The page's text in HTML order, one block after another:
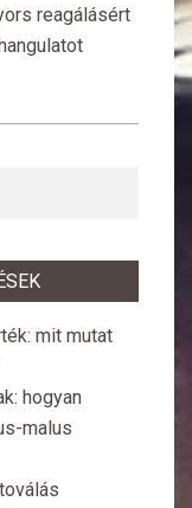
reagálásért
mit mutat
hogyan
malus